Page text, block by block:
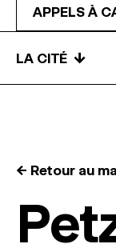
APPELS À
LA CITÉ ↓
← Retour au